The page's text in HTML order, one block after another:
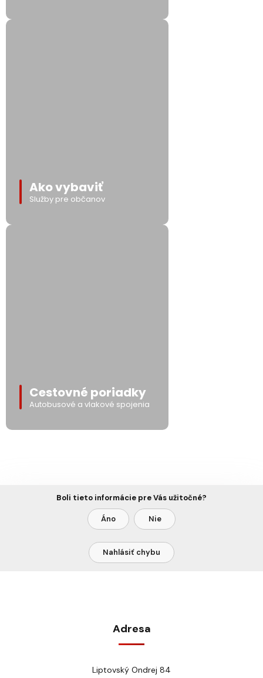
Ako vybaviť
Služby pre občanov
Cestovné poriadky
Autobusové a vlakové spojenia
Boli tieto informácie pre Vás užitočné?
Áno Nie
Nahlásiť chybu
Adresa
Liptovský Ondrej 84